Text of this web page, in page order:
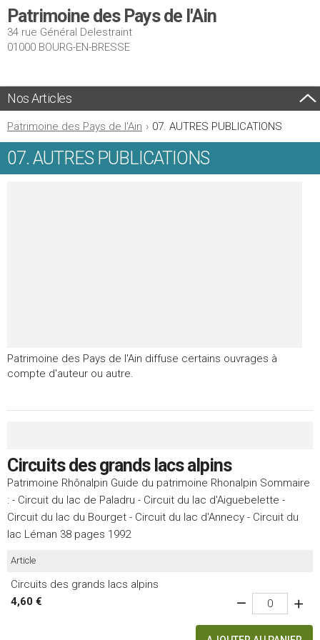
Patrimoine des Pays de l'Ain
34 rue Général Delestraint
01000 BOURG-EN-BRESSE
Nos Articles
Patrimoine des Pays de l'Ain › 07. AUTRES PUBLICATIONS
07. AUTRES PUBLICATIONS
Patrimoine des Pays de l'Ain diffuse certains ouvrages à
compte d'auteur ou autre.
Circuits des grands lacs alpins
Patrimoine Rhônalpin Guide du patrimoine Rhonalpin Sommaire
: - Circuit du lac de Paladru - Circuit du lac d'Aiguebelette -
Circuit du lac du Bourget - Circuit du lac d'Annecy - Circuit du
lac Léman 38 pages 1992
Article
Circuits des grands lacs alpins
4,60 €